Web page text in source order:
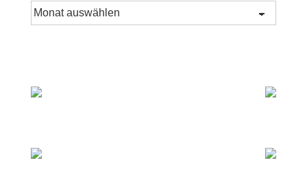
Archiv